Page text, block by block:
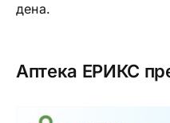
дена.
Аптека ЕРИКС